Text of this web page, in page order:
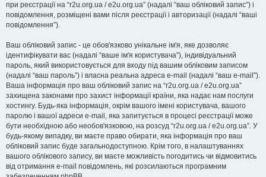
при реєстрації на “r2u.org.ua / e2u.org.ua” (надалі “ваш обліковий запис”) і
повідомлення, розміщені вами після реєстрації і авторизації (надалі “ваші
повідомлення”).
Ваш обліковий запис - це обов'язково унікальне ім'я, яке дозволяє
ідентифікувати вас (надалі “ваше ім'я користувача”), індивідуальний
пароль, який використовується для входу під вашим обліковим записом
(надалі “ваш пароль”) і власна реальна адреса e-mail (надалі “ваш e-mail”).
Ваша інформація про ваш обліковий запис на “r2u.org.ua / e2u.org.ua”
захищена законами про захист інформації країни, яка надає нам послуги
хостингу. Будь-яка інформація, окрім вашого імені користувача, вашого
паролю і вашої адреси e-mail, яка запитується в процесі реєстрації може
бути необхідною або необов'язковою, на розсуд “r2u.org.ua / e2u.org.ua”. У
будь-якому випадку, ви маєте право обирати, яка інформація про ваш
обліковий запис буде загальнодоступною. Крім того, в налаштуваннях
вашого облікового запису, ви маєте можливість погодитись чи відмовитись
від отримання e-mail повідомлень, які розсилаються програмним